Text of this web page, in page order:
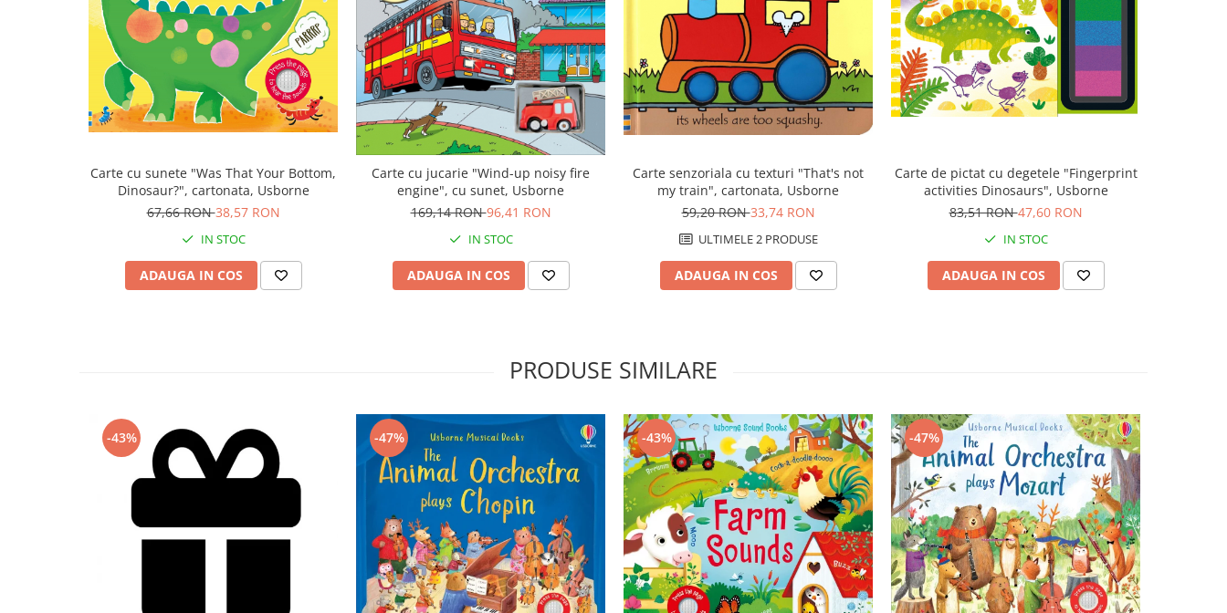
Carte cu sunete "Was That Your Bottom,
Dinosaur?", cartonata, Usborne
67,66 RON38,57 RON
IN STOC
ADAUGA IN COS
Carte cu jucarie "Wind-up noisy fire
engine", cu sunet, Usborne
169,14 RON96,41 RON
IN STOC
ADAUGA IN COS
Carte senzoriala cu texturi "That's not
my train", cartonata, Usborne
59,20 RON33,74 RON
ULTIMELE 2 PRODUSE
ADAUGA IN COS
Carte de pictat cu degetele "Fingerprint
activities Dinosaurs", Usborne
83,51 RON47,60 RON
IN STOC
ADAUGA IN COS
PRODUSE SIMILARE
-43% -47% -43% -47%